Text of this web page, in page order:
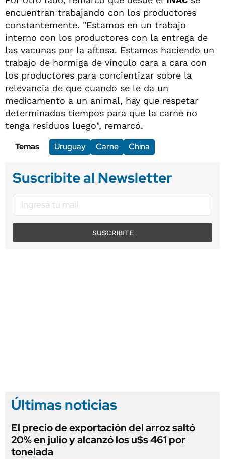
encuentran trabajando con los productores
constantemente. "Estamos en un trabajo
interno con los productores con la entrega de
las vacunas por la aftosa. Estamos haciendo un
trabajo de hormiga de vínculo cara a cara con
los productores para concientizar sobre la
relevancia de que cuando se le da un
medicamento a un animal, hay que respetar
determinados tiempos para que la carne no
tenga residuos luego", remarcó.
Temas
Uruguay Carne China
Suscribite al Newsletter
SUSCRIBITE
Últimas noticias
El precio de exportación del arroz saltó
20% en julio y alcanzó los u$s 461 por
tonelada